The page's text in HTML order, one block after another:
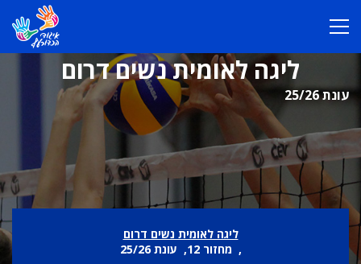
ליגה לאומית נשים דרום
עונת 25/26
ליגה לאומית נשים דרום
, מחזור 12, עונת 25/26